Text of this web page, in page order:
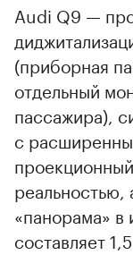
Audi Q9 —
(приборная
отдельный
пассажира),
с
реальностью,
«панорама»
составляет